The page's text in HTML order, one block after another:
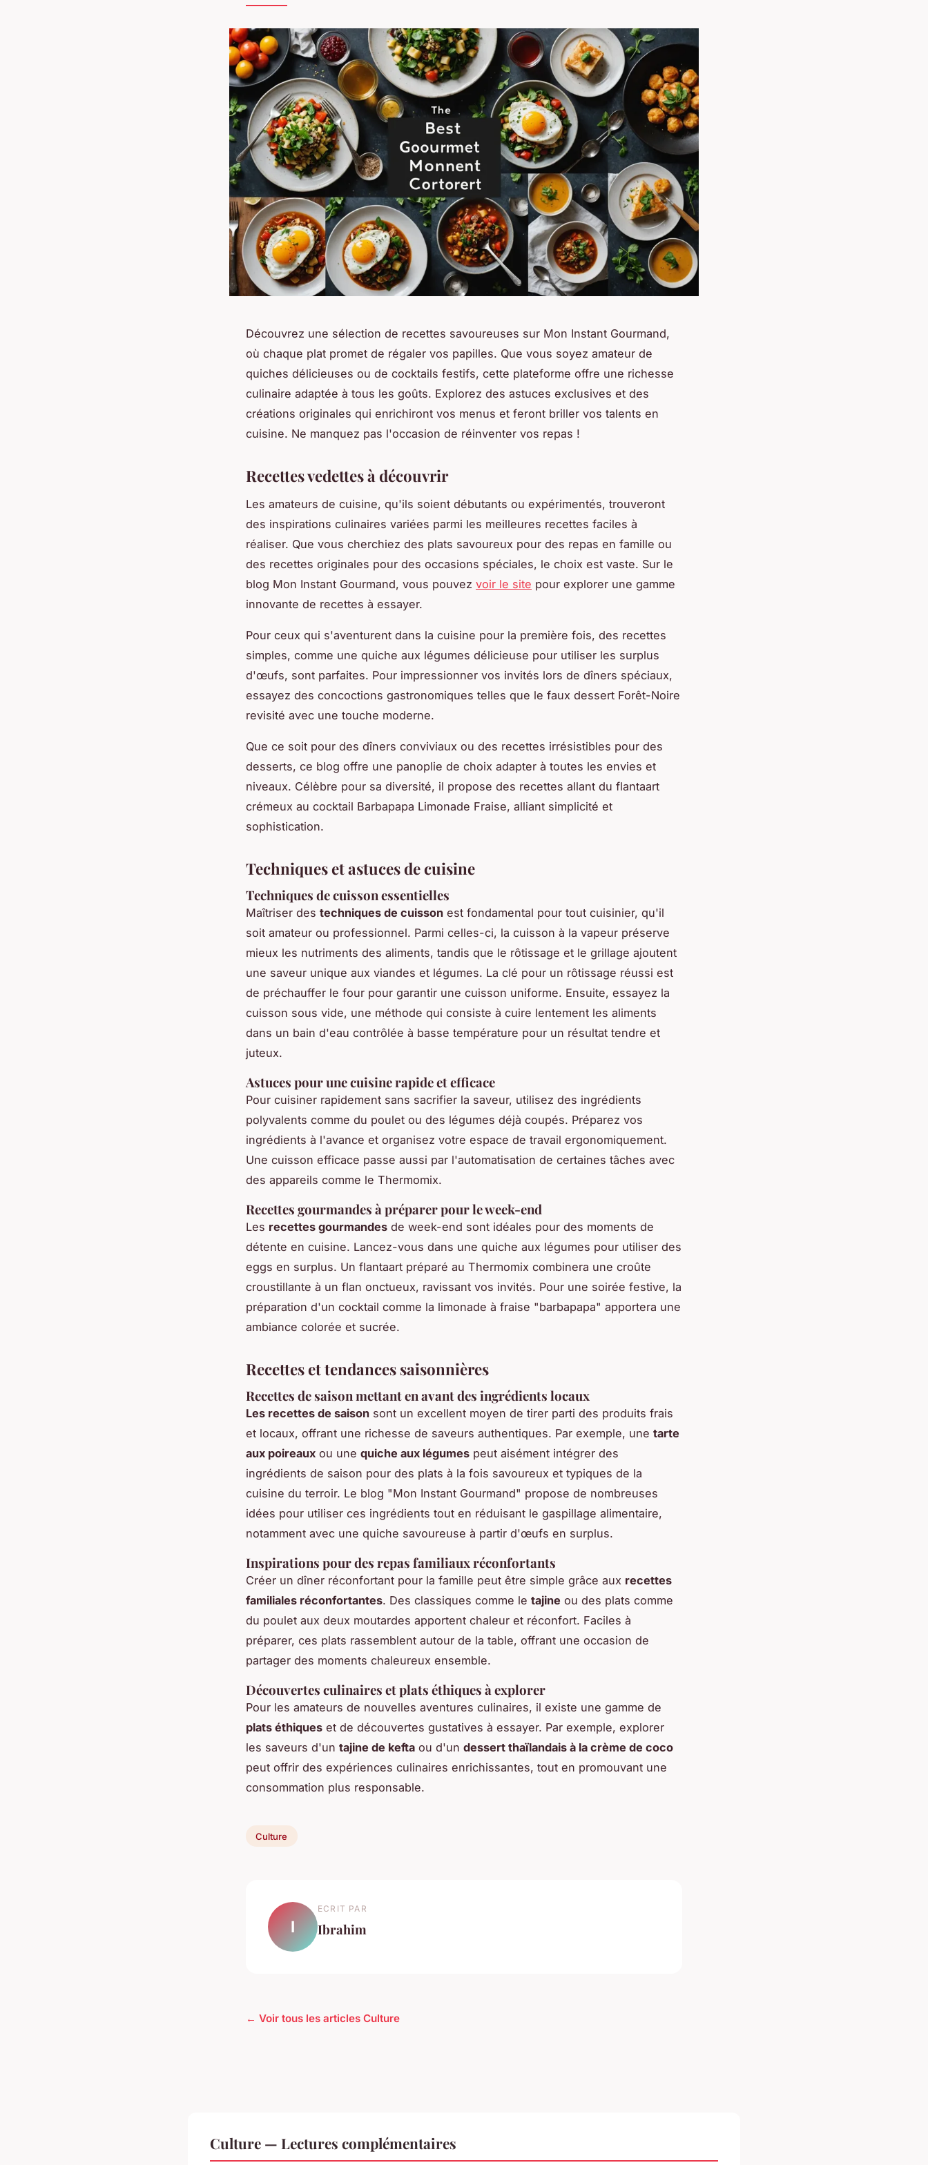
Découvrez une sélection de recettes savoureuses sur Mon Instant Gourmand,
où chaque plat promet de régaler vos papilles. Que vous soyez amateur de
quiches délicieuses ou de cocktails festifs, cette plateforme offre une richesse
culinaire adaptée à tous les goûts. Explorez des astuces exclusives et des
créations originales qui enrichiront vos menus et feront briller vos talents en
cuisine. Ne manquez pas l'occasion de réinventer vos repas !
Recettes vedettes à découvrir
Les amateurs de cuisine, qu'ils soient débutants ou expérimentés, trouveront
des inspirations culinaires variées parmi les meilleures recettes faciles à
réaliser. Que vous cherchiez des plats savoureux pour des repas en famille ou
des recettes originales pour des occasions spéciales, le choix est vaste. Sur le
blog Mon Instant Gourmand, vous pouvez voir le site pour explorer une gamme
innovante de recettes à essayer.
Pour ceux qui s'aventurent dans la cuisine pour la première fois, des recettes
simples, comme une quiche aux légumes délicieuse pour utiliser les surplus
d'œufs, sont parfaites. Pour impressionner vos invités lors de dîners spéciaux,
essayez des concoctions gastronomiques telles que le faux dessert Forêt-Noire
revisité avec une touche moderne.
Que ce soit pour des dîners conviviaux ou des recettes irrésistibles pour des
desserts, ce blog offre une panoplie de choix adapter à toutes les envies et
niveaux. Célèbre pour sa diversité, il propose des recettes allant du flantaart
crémeux au cocktail Barbapapa Limonade Fraise, alliant simplicité et
sophistication.
Techniques et astuces de cuisine
Techniques de cuisson essentielles
Maîtriser des techniques de cuisson est fondamental pour tout cuisinier, qu'il
soit amateur ou professionnel. Parmi celles-ci, la cuisson à la vapeur préserve
mieux les nutriments des aliments, tandis que le rôtissage et le grillage ajoutent
une saveur unique aux viandes et légumes. La clé pour un rôtissage réussi est
de préchauffer le four pour garantir une cuisson uniforme. Ensuite, essayez la
cuisson sous vide, une méthode qui consiste à cuire lentement les aliments
dans un bain d'eau contrôlée à basse température pour un résultat tendre et
juteux.
Astuces pour une cuisine rapide et efficace
Pour cuisiner rapidement sans sacrifier la saveur, utilisez des ingrédients
polyvalents comme du poulet ou des légumes déjà coupés. Préparez vos
ingrédients à l'avance et organisez votre espace de travail ergonomiquement.
Une cuisson efficace passe aussi par l'automatisation de certaines tâches avec
des appareils comme le Thermomix.
Recettes gourmandes à préparer pour le week-end
Les recettes gourmandes de week-end sont idéales pour des moments de
détente en cuisine. Lancez-vous dans une quiche aux légumes pour utiliser des
eggs en surplus. Un flantaart préparé au Thermomix combinera une croûte
croustillante à un flan onctueux, ravissant vos invités. Pour une soirée festive, la
préparation d'un cocktail comme la limonade à fraise "barbapapa" apportera une
ambiance colorée et sucrée.
Recettes et tendances saisonnières
Recettes de saison mettant en avant des ingrédients locaux
Les recettes de saison sont un excellent moyen de tirer parti des produits frais
et locaux, offrant une richesse de saveurs authentiques. Par exemple, une tarte
aux poireaux ou une quiche aux légumes peut aisément intégrer des
ingrédients de saison pour des plats à la fois savoureux et typiques de la
cuisine du terroir. Le blog "Mon Instant Gourmand" propose de nombreuses
idées pour utiliser ces ingrédients tout en réduisant le gaspillage alimentaire,
notamment avec une quiche savoureuse à partir d'œufs en surplus.
Inspirations pour des repas familiaux réconfortants
Créer un dîner réconfortant pour la famille peut être simple grâce aux recettes
familiales réconfortantes. Des classiques comme le tajine ou des plats comme
du poulet aux deux moutardes apportent chaleur et réconfort. Faciles à
préparer, ces plats rassemblent autour de la table, offrant une occasion de
partager des moments chaleureux ensemble.
Découvertes culinaires et plats éthiques à explorer
Pour les amateurs de nouvelles aventures culinaires, il existe une gamme de
plats éthiques et de découvertes gustatives à essayer. Par exemple, explorer
les saveurs d'un tajine de kefta ou d'un dessert thaïlandais à la crème de coco
peut offrir des expériences culinaires enrichissantes, tout en promouvant une
consommation plus responsable.
Culture
I
ECRIT PAR
Ibrahim
← Voir tous les articles Culture
Culture — Lectures complémentaires